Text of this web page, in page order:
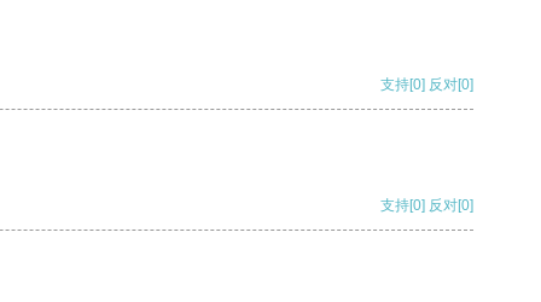
支持[0] 反对[0]
支持[0] 反对[0]